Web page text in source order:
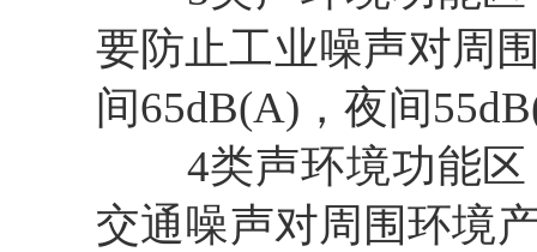
要防止工业噪声对周
间65dB(A)，夜间
4类声环境功能
交通噪声对周围环境